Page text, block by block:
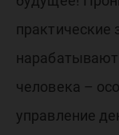
практические
человека –
управление